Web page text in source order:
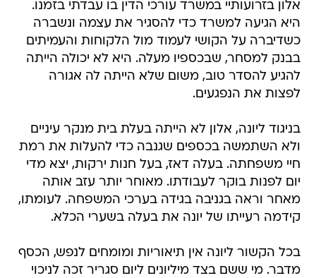
אלון בזרועותיי במשרד עורכי הדין בו עבדתי בזמנו.
היא הגיעה למשרד כדי להסגיר את עצמה ונשברה
כשדיברה על הקושי לעמוד מול הלקוחות והעמיתים
בבנק למסחר, שבכספיו מעלה. היא לא יכולה הייתה
להגיע להסדר טוב, משום שלא הייתה לה אגורה
לפצות את הנפגעים.
בניגוד ליונה, אלון לא הייתה בעלת בית מנקר עיניים
ולא השתמשה בכספים שגנבה כדי להעלות את רמת
חיי משפחתה. בעלה דאז, בעל חנות ירקות, יצא מדי
יום לפנות בוקר לעבודתו. מאוחר יותר עזב אותה
מאחר וראה בגניבה בגידה בערכי המשפחה. לעומתו,
קידמה רעייתו של יונה את בעלה בשערי הכלא.
בכל הקשור ליונה אין תיאוריות ומומחים לנפש, הכסף
מדבר. מי ששם בצד מיליונים ליום סגריר זכה לניכוי